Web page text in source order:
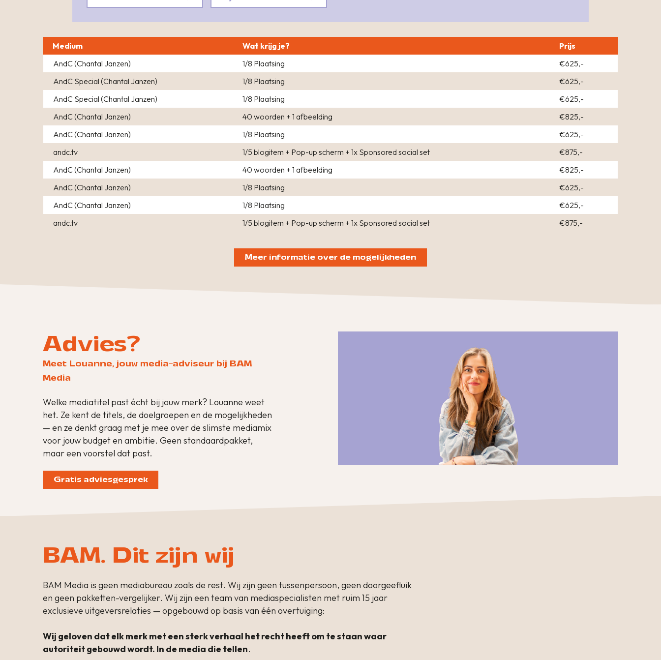
Medium Wat krijg je?
Prijs
AndC (Chantal Janzen)
1/8 Plaatsing
€625,-
AndC Special (Chantal Janzen)
1/8 Plaatsing
€625,-
AndC Special (Chantal Janzen)
1/8 Plaatsing
€625,-
AndC (Chantal Janzen)
40 woorden + 1 afbeelding
€825,-
AndC (Chantal Janzen)
1/8 Plaatsing
€625,-
andc.tv
1/5 blogitem + Pop-up scherm + 1x Sponsored social set
€875,-
AndC (Chantal Janzen)
40 woorden + 1 afbeelding
€825,-
AndC (Chantal Janzen)
1/8 Plaatsing
€625,-
AndC (Chantal Janzen)
1/8 Plaatsing
€625,-
andc.tv
1/5 blogitem + Pop-up scherm + 1x Sponsored social set €875,-
Meer informatie over de mogelijkheden
Advies?
Meet Louanne, jouw media-adviseur bij BAM
Media
Welke mediatitel past écht bij jouw merk? Louanne weet
het. Ze kent de titels, de doelgroepen en de mogelijkheden
— en ze denkt graag met je mee over de slimste mediamix
voor jouw budget en ambitie. Geen standaardpakket,
maar een voorstel dat past.
Gratis adviesgesprek
BAM. Dit zijn wij
BAM Media is geen mediabureau zoals de rest. Wij zijn geen tussenpersoon, geen doorgeefluik
en geen pakketten-vergelijker. Wij zijn een team van mediaspecialisten met ruim 15 jaar
exclusieve uitgeversrelaties — opgebouwd op basis van één overtuiging:
Wij geloven dat elk merk met een sterk verhaal het recht heeft om te staan waar
autoriteit gebouwd wordt. In de media die tellen.